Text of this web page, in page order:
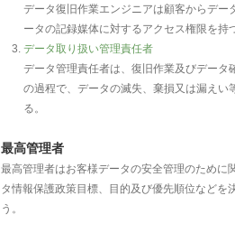
データ復旧作業エンジニアは顧客からデ
ータの記録媒体に対するアクセス権限を持
データ取り扱い管理責任者
データ管理責任者は、復旧作業及びデー
の過程で、データの滅失、棄損又は漏えい
る。
最高管理者
最高管理者はお客様データの安全管理のために
タ情報保護政策目標、目的及び優先順位など
う。